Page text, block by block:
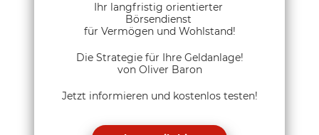
Ihr langfristig orientierter
Börsendienst
für Vermögen und Wohlstand!
Die Strategie für Ihre Geldanlage!
von Oliver Baron
Jetzt informieren und kostenlos testen!